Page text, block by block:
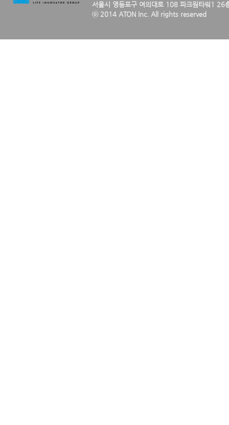
서울시 영등포구 여의대로 108 파크원타워1 26
ⓒ 2014 ATON Inc. All rights reserved